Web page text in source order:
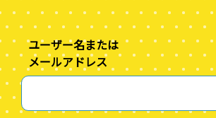
ユーザー名または
メールアドレス